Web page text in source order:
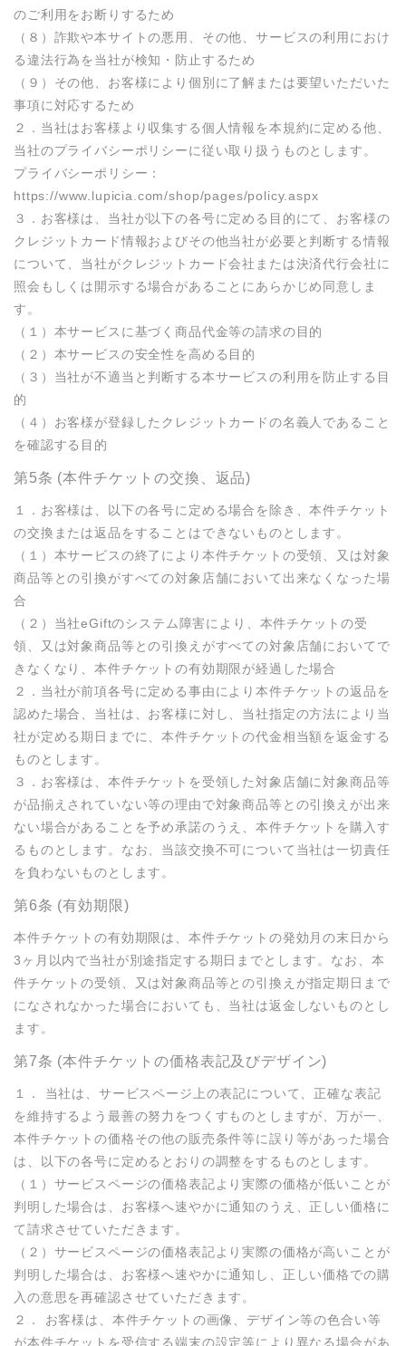
のご利用をお断りするため
（８）詐欺や本サイトの悪用、その他、サービスの利用におけ
る違法行為を当社が検知・防止するため
（９）その他、お客様により個別に了解または要望いただいた
事項に対応するため
２．当社はお客様より収集する個人情報を本規約に定める他、
当社のプライバシーポリシーに従い取り扱うものとします。
プライバシーポリシー：
https://www.lupicia.com/shop/pages/policy.aspx
３．お客様は、当社が以下の各号に定める目的にて、お客様の
クレジットカード情報およびその他当社が必要と判断する情報
について、当社がクレジットカード会社または決済代行会社に
照会もしくは開示する場合があることにあらかじめ同意しま
す。
（１）本サービスに基づく商品代金等の請求の目的
（２）本サービスの安全性を高める目的
（３）当社が不適当と判断する本サービスの利用を防止する目
的
（４）お客様が登録したクレジットカードの名義人であること
を確認する目的
第5条 (本件チケットの交換、返品)
１．お客様は、以下の各号に定める場合を除き、本件チケット
の交換または返品をすることはできないものとします。
（１）本サービスの終了により本件チケットの受領、又は対象
商品等との引換がすべての対象店舗において出来なくなった場
合
（２）当社eGiftのシステム障害により、本件チケットの受
領、又は対象商品等との引換えがすべての対象店舗においてで
きなくなり、本件チケットの有効期限が経過した場合
２．当社が前項各号に定める事由により本件チケットの返品を
認めた場合、当社は、お客様に対し、当社指定の方法により当
社が定める期日までに、本件チケットの代金相当額を返金する
ものとします。
３．お客様は、本件チケットを受領した対象店舗に対象商品等
が品揃えされていない等の理由で対象商品等との引換えが出来
ない場合があることを予め承諾のうえ、本件チケットを購入す
るものとします。なお、当該交換不可について当社は一切責任
を負わないものとします。
第6条 (有効期限)
本件チケットの有効期限は、本件チケットの発効月の末日から
3ヶ月以内で当社が別途指定する期日までとします。なお、本
件チケットの受領、又は対象商品等との引換えが指定期日まで
になされなかった場合においても、当社は返金しないものとし
ます。
第7条 (本件チケットの価格表記及びデザイン)
１． 当社は、サービスページ上の表記について、正確な表記
を維持するよう最善の努力をつくすものとしますが、万が一、
本件チケットの価格その他の販売条件等に誤り等があった場合
は、以下の各号に定めるとおりの調整をするものとします。
（１）サービスページの価格表記より実際の価格が低いことが
判明した場合は、お客様へ速やかに通知のうえ、正しい価格に
て請求させていただきます。
（２）サービスページの価格表記より実際の価格が高いことが
判明した場合は、お客様へ速やかに通知し、正しい価格での購
入の意思を再確認させていただきます。
２． お客様は、本件チケットの画像、デザイン等の色合い等
が本件チケットを受信する端末の設定等により異なる場合があ